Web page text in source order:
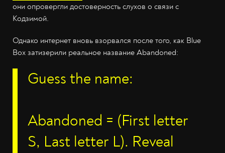
они опровергли достоверность слухов о связи с
Кодзимой.
Однако интернет вновь взорвался после того, как Blue
Box затизерили реальное название Abandoned:
Guess the name:
Abandoned = (First letter
S, Last letter L). Reveal